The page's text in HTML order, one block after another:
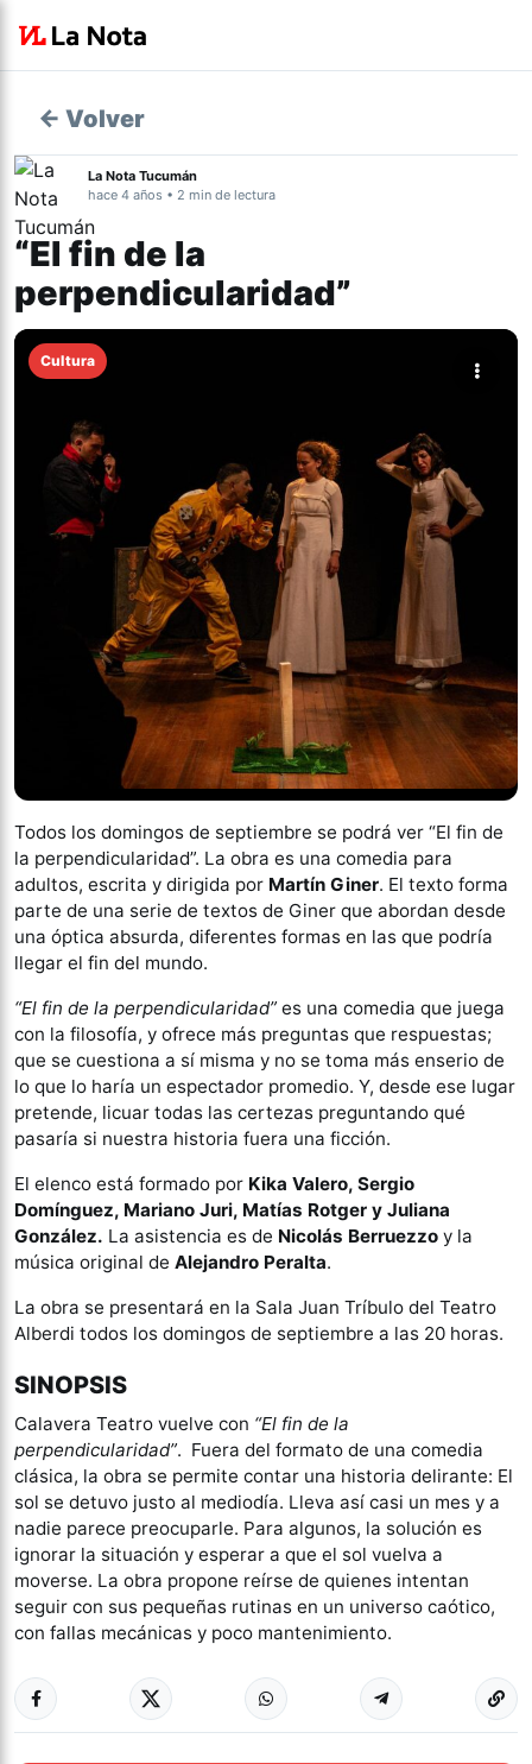
← Volver
La Nota Tucumán
hace 4 años • 2 min de lectura
“El fin de la
perpendicularidad”
Cultura
Todos los domingos de septiembre se podrá ver “El fin de
la perpendicularidad”. La obra es una comedia para
adultos, escrita y dirigida por Martín Giner. El texto forma
parte de una serie de textos de Giner que abordan desde
una óptica absurda, diferentes formas en las que podría
llegar el fin del mundo.
“El fin de la perpendicularidad” es una comedia que juega
con la filosofía, y ofrece más preguntas que respuestas;
que se cuestiona a sí misma y no se toma más enserio de
lo que lo haría un espectador promedio. Y, desde ese lugar
pretende, licuar todas las certezas preguntando qué
pasaría si nuestra historia fuera una ficción.
El elenco está formado por Kika Valero, Sergio
Domínguez, Mariano Juri, Matías Rotger y Juliana
González. La asistencia es de Nicolás Berruezzo y la
música original de Alejandro Peralta.
La obra se presentará en la Sala Juan Tríbulo del Teatro
Alberdi todos los domingos de septiembre a las 20 horas.
SINOPSIS
Calavera Teatro vuelve con “El fin de la
perpendicularidad”. Fuera del formato de una comedia
clásica, la obra se permite contar una historia delirante: El
sol se detuvo justo al mediodía. Lleva así casi un mes y a
nadie parece preocuparle. Para algunos, la solución es
ignorar la situación y esperar a que el sol vuelva a
moverse. La obra propone reírse de quienes intentan
seguir con sus pequeñas rutinas en un universo caótico,
con fallas mecánicas y poco mantenimiento.